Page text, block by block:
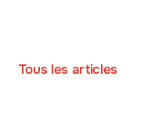
Tous les articles